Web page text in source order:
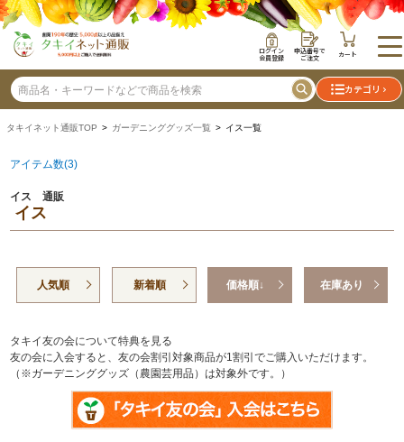
ログイン
会員登録
申込番号で
ご注文 カート
カテゴリ
タキイネット通販TOP > ガーデニンググッズ一覧 > イス一覧
アイテム数(3)
イス 通販
イス
人気順 新着順 価格順↓ 在庫あり
タキイ友の会について特典を見る
友の会に入会すると、友の会割引対象商品が1割引でご購入いただけます。
（※ガーデニンググッズ（農園芸用品）は対象外です。）